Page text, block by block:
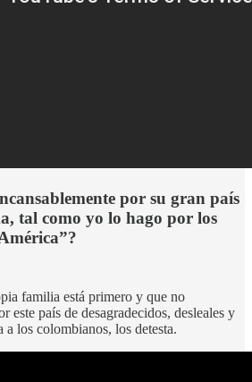
por su gran país
tal como yo lo hago por los
familia está primero y que no
este país de desagradecidos, desleales y
los colombianos, los detesta.